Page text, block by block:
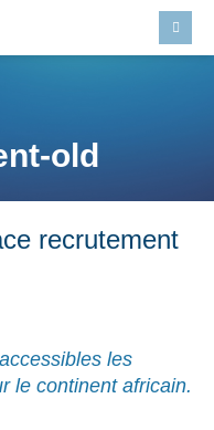
old
recrutement
les
le continent africain.